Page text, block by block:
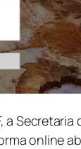
online